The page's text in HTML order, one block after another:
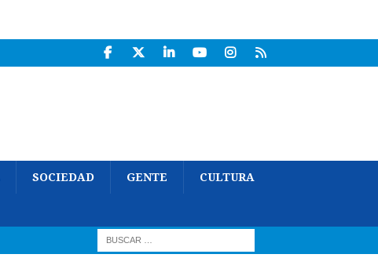
SOCIEDAD GENTE CULTURA